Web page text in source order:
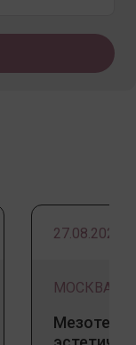
27.08.2026
МОСКВА